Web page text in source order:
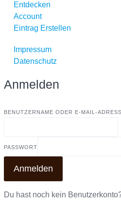
Entdecken
Account
Eintrag Erstellen
Impressum
Datenschutz
Anmelden
BENUTZERNAME ODER E-MAIL-
PASSWORT
Anmelden
Du hast noch kein